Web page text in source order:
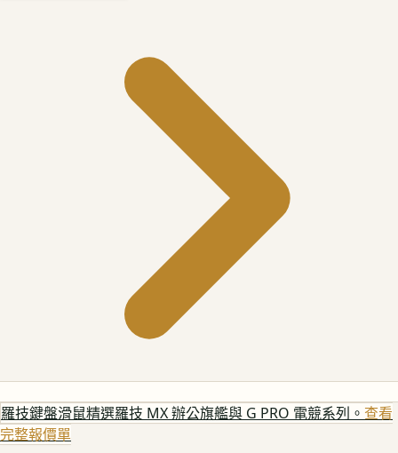
羅技鍵盤滑鼠精選羅技 MX 辦公旗艦與 G PRO 電競系列。 查看
完整報價單